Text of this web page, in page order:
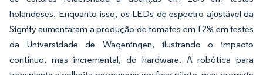
holandeses. Enquanto isso, os LEDs de espectro ajustável da
Signify aumentaram a produção de tomates em 12% em testes
da Universidade de Wageningen, ilustrando o impacto
contínuo, mas incremental, do hardware. A robótica para